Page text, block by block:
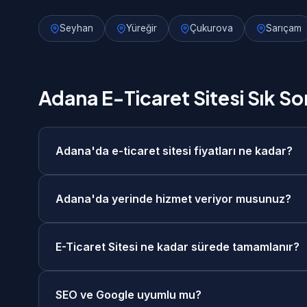
Seyhan Yüreğir Çukurova Sarıçam
Adana E-Ticaret Sitesi Sık
Adana'da e-ticaret sitesi fiyatları ne kadar?
ücretsiz keşif görüşmesi sonrasında size özel
Adana'da yerinde hizmet veriyor musunuz?
görüşme seçeneğimiz de mevcuttur.
E-Ticaret Sitesi ne kadar sürede tamamlanır?
teslimat seçeneklerimiz de mevcuttur.
SEO ve Google uyumlu mu?